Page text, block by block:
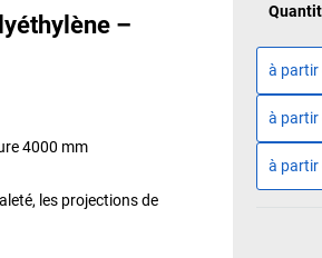
–
4000 mm
les projections de
à partir
à partir
à partir